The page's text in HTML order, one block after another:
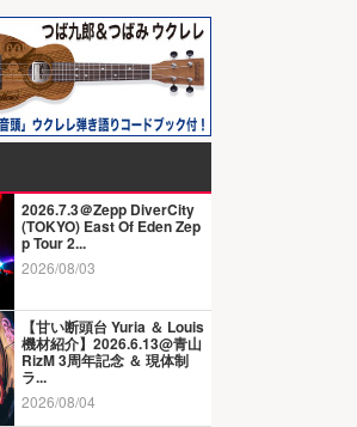
2026.7.3＠Zepp DiverCity
(TOKYO) East Of Eden Zep
p Tour 2...
2026/08/03
【甘い断頭台 Yuria ＆ Louis
機材紹介】2026.6.13@青山
RizM 3周年記念 ＆ 現体制
ラ...
2026/08/04